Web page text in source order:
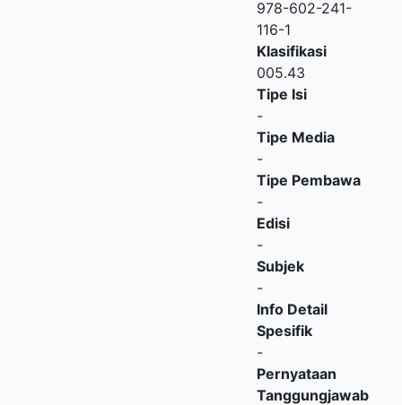
978-602-241-
116-1
Klasifikasi
005.43
Tipe Isi
-
Tipe Media
-
Tipe Pembawa
-
Edisi
-
Subjek
-
Info Detail
Spesifik
-
Pernyataan
Tanggungjawab